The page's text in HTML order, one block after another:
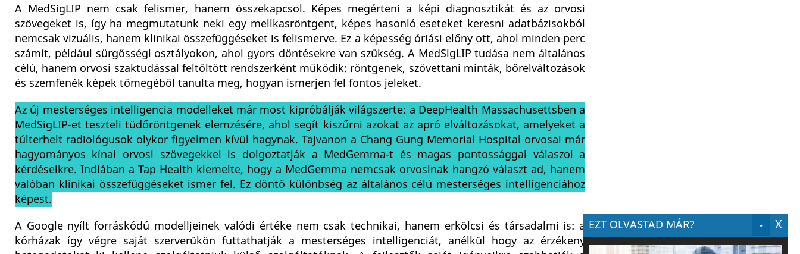
A MedSigLIP nem csak felismer, hanem összekapcsol. Képes megérteni a képi diagnosztikát és az orvosi
szövegeket is, így ha megmutatunk neki egy mellkasröntgent, képes hasonló eseteket keresni adatbázisokból
nemcsak vizuális, hanem klinikai összefüggéseket is felismerve. Ez a képesség óriási előny ott, ahol minden perc
számít, például sürgősségi osztályokon, ahol gyors döntésekre van szükség. A MedSigLIP tudása nem általános
célú, hanem orvosi szaktudással feltöltött rendszerként működik: röntgenek, szövettani minták, bőrelváltozások
és szemfenék képek tömegéből tanulta meg, hogyan ismerjen fel fontos jeleket.
Az új mesterséges intelligencia modelleket már most kipróbálják világszerte: a DeepHealth Massachusettsben a
MedSigLIP-et teszteli tüdőröntgenek elemzésére, ahol segít kiszűrni azokat az apró elváltozásokat, amelyeket a
túlterhelt radiológusok olykor figyelmen kívül hagynak. Tajvanon a Chang Gung Memorial Hospital orvosai már
hagyományos kínai orvosi szövegekkel is dolgoztatják a MedGemma-t és magas pontossággal válaszol a
kérdéseikre. Indiában a Tap Health kiemelte, hogy a MedGemma nemcsak orvosinak hangzó választ ad, hanem
valóban klinikai összefüggéseket ismer fel. Ez döntő különbség az általános célú mesterséges intelligenciához
képest.
A Google nyílt forráskódú modelljeinek valódi értéke nem csak technikai, hanem erkölcsi és társadalmi is: a
kórházak így végre saját szerverükön futtathatják a mesterséges intelligenciát, anélkül hogy az érzékeny
EZT OLVASTAD MÁR? X
↓